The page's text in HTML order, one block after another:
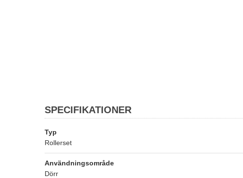
SPECIFIKATIONER
Typ
Rollerset
Användningsområde
Dörr